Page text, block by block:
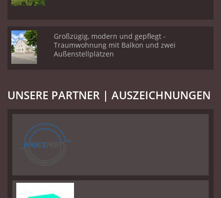
Großzügig, modern und gepflegt -
Traumwohnung mit Balkon und zwei
Außenstellplätzen
UNSERE PARTNER | AUSZEICHNUNGEN